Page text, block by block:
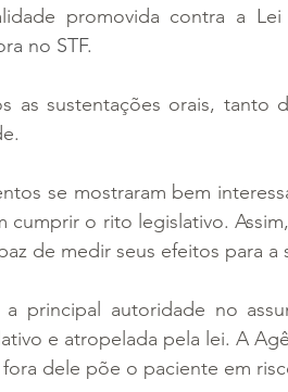
promovida contra a Lei
no STF.
as sustentações orais,
se mostraram bem
cumprir o rito legislativo.
de medir seus efeitos para a
principal autoridade no
e atropelada pela lei. A
dele põe o paciente em